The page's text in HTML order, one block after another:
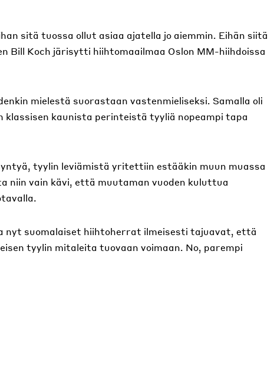
sitä tuossa ollut asiaa ajatella jo aiemmin. Eihän siitä
Bill Koch järisytti hiihtomaailmaa Oslon MM-hiihdoissa
mielestä suorastaan vastenmieliseksi. Samalla oli
klassisen kaunista perinteistä tyyliä nopeampi tapa
tyylin leviämistä yritettiin estääkin muun muassa
niin vain kävi, että muutaman vuoden kuluttua
nyt suomalaiset hiihtoherrat ilmeisesti tajuavat, että
tyylin mitaleita tuovaan voimaan. No, parempi